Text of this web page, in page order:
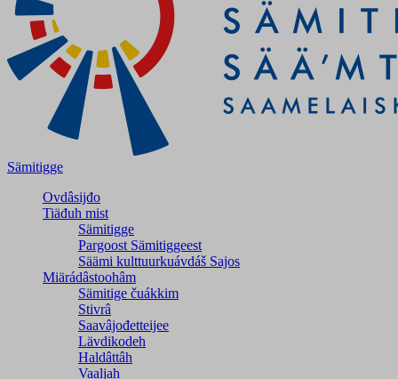
Sämitigge
Ovdâsijđo
Tiäđuh mist
Sämitigge
Pargoost Sämitiggeest
Säämi kulttuurkuávdáš Sajos
Miärádâstoohâm
Sämitige čuákkim
Stivrâ
Saavâjođetteijee
Lävdikodeh
Haldâttâh
Vaaljah